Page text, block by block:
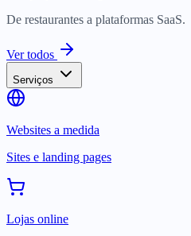
De restaurantes a plataformas SaaS.
Ver todos
Serviços
Websites a medida
Sites e landing pages
Lojas online